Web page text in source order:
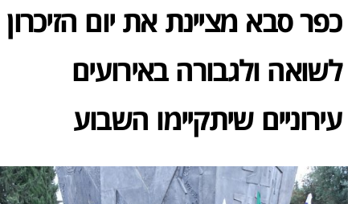
כפר סבא מציינת את יום הזיכרון
לשואה ולגבורה באירועים
עירוניים שיתקיימו השבוע